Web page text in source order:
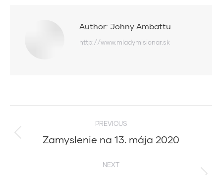
Author: Johny Ambattu
http://www.mladymisionar.sk
navigation
PREVIOUS
Previous
Zamyslenie na 13. mája 2020
NEXT